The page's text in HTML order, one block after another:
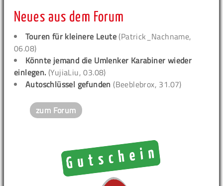
Neues aus dem Forum
Touren für kleinere Leute (Patrick_Nachname,
06.08)
Könnte jemand die Umlenker Karabiner wieder
einlegen. (YujiaLiu, 03.08)
Autoschlüssel gefunden (Beeblebrox, 31.07)
zum Forum